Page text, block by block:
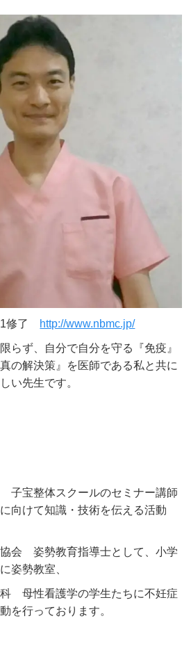
1修了 http://www.nbmc.jp/
らず、自分で自分を守る『免疫』
の解決策』を医師である私と共に
い先生です。
子宝整体スクールのセミナー講師
向けて知識・技術を伝える活動
協会 姿勢教育指導士として、小学
姿勢教室、
母性看護学の学生たちに不妊症
を行っております。